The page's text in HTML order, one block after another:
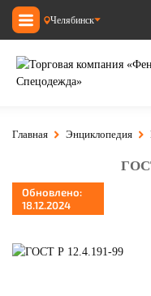
Челябинск
Главная Энциклопедия
Обновлено:
18.12.2024